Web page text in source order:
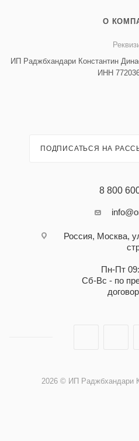
О
ИП Раджбхандари Константин
ИНН
ПОДПИСАТЬСЯ НА
8 800
Россия, Москва,
Пн-Пт
Сб-Вс - по
2026 © ИП Раджбхандари